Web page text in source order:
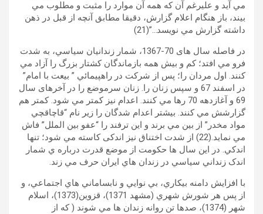
مي آيد و عليرغم آن که همه آن موارد را مثبت و مطلوب مي
بيند، باز هنگام اعلام گزارش، دقيقا مطابق آنچه از قبل در ذهن
داشته گزارش مي نويسد…”(21)
در فاصله سال های 70-1367، شمار زندانيان سياسي، به شدت
فرو مي افتد؛ کم و بيش همه بازماندگان کشتار بزرگ را آزاد مي
کنند. اول مردان را؛ پس از شرکت در راهپيمائي ” بيعت با امام”
در اسفند 67 و سپس زنان را. زنان سرموضع را در آخرهای سال
69 و آغازدهه 70 رها مي کنند. اعدام نيز کمتر مي شود. کمتر هم
گزارشش مي کنند. بيشتر اعدام شدگان را زير نام “قاچاقچي
مواد مخدر” از بين مي برند و اين ترفند را “عفو بين الملل” فاش
مي نمايد.(22) از شدت اختناق نيز اندکی کاسته مي شود؛ تنها
اندکي. در اين سال ها حکومت از موضع قدرت درباره ي شمار
اندک زنداني سياسي در زندان هاي ايران حرف مي زند.
با افزايش دامنه بيکاري، بي نوايي و نابساماني هاي اجتماعي، و
از پس هر شورش شهري (مشهد 1371)، قزوين(1373)، اسلام
شهر (1374)، صدها تن روانه زندان ها مي شوند ( که از